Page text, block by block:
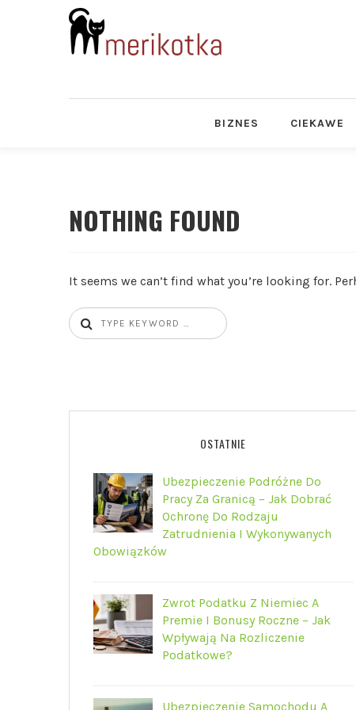
BIZNES CIEKAWE
NOTHING FOUND
It seems we can’t find what you’re looking for.
OSTATNIE
Ubezpieczenie Podróżne Do
Pracy Za Granicą – Jak Dobrać
Ochronę Do Rodzaju
Zatrudnienia I Wykonywanych
Obowiązków
Zwrot Podatku Z Niemiec A
Premie I Bonusy Roczne – Jak
Wpływają Na Rozliczenie
Podatkowe?
Ubezpieczenie Samochodu A